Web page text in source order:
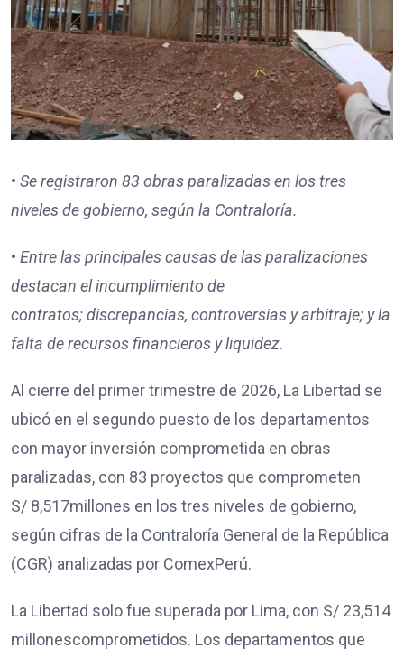
• Se registraron 83 obras paralizadas en los tres
niveles de gobierno, según la Contraloría.
• Entre las principales causas de las paralizaciones
destacan el incumplimiento de
contratos;discrepancias, controversias y arbitraje; yla
falta de recursos financieros y liquidez.
Al cierre del primer trimestre de 2026, La Libertad se
ubicó en el segundo puesto de los departamentos
con mayor inversión comprometida en obras
paralizadas, con 83 proyectos que comprometen
S/ 8,517millones en los tres niveles de gobierno,
según cifras de la Contraloría General de la República
(CGR) analizadas por ComexPerú.
La Libertad solo fue superada por Lima, con S/ 23,514
millonescomprometidos. Los departamentos que